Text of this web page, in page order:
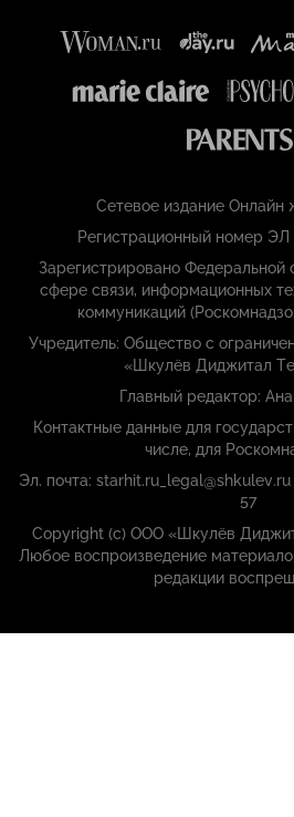
Сетевое издание Онлайн
Регистрационный номер
Зарегистрировано Федеральной
сфере связи, информационных
коммуникаций
Учредитель: Общество с
«Шкулёв Диджитал
Главный редактор:
Контактные данные для
числе, для
Эл. почта:
57
Copyright (с) ООО «Шкулёв
Любое воспроизведение
редакции